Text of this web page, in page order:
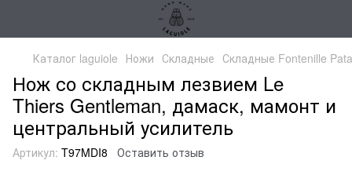
Каталог laguiole Ножи Складные Складные Fontenille
Нож со складным лезвием Le
Thiers Gentleman, дамаск, мамонт и
центральный усилитель
Артикул: T97MDI8 Оставить отзыв